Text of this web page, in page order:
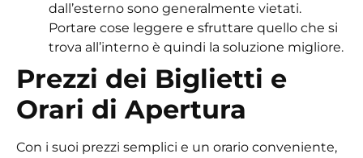
dall’esterno sono generalmente vietati.
Portare cose leggere e sfruttare quello che si
trova all’interno è quindi la soluzione migliore.
Prezzi dei Biglietti e
Orari di Apertura
Con i suoi prezzi semplici e un orario conveniente,